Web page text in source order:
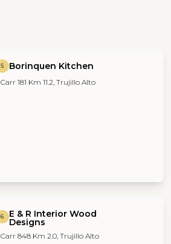
5 Borinquen Kitchen
Carr 181 Km 11.2, Trujillo Alto
6 E & R Interior Wood
Designs
Carr 848 Km 2.0, Trujillo Alto